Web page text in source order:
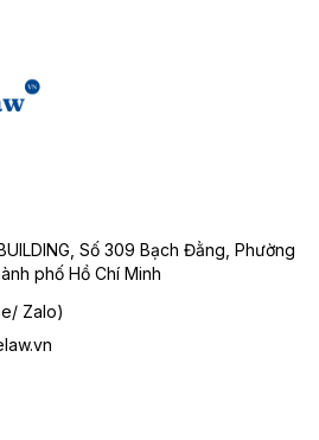
Số 309 Bạch Đằng, Phường
phố Hồ Chí Minh
Zalo)